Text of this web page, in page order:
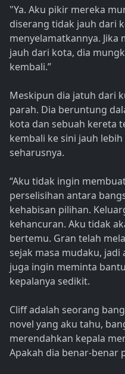
"Ya. Aku pikir mereka
diserang tidak jauh dari
menyelamatkannya. Jika
jauh dari kota, dia
kembali.”
Meskipun dia jatuh dari
parah. Dia beruntung
kota dan sebuah kereta
kembali ke sini jauh
seharusnya.
“Aku tidak ingin
perselisihan antara
kehabisan pilihan.
kehancuran. Aku tidak
bertemu. Gran telah
sejak masa mudaku,
juga ingin meminta
kepalanya sedikit.
Cliff adalah seorang
novel yang aku tahu,
merendahkan kepala
Apakah dia benar-benar